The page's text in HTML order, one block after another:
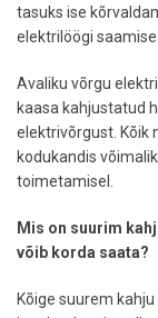
tasuks ise
elektrilöögi
Avaliku võrgu
kaasa kahjustatud
elektrivõrgust. Kõik
kodukandis
toimetamisel.
Mis on suurim
võib korda saata?
Kõige suurem